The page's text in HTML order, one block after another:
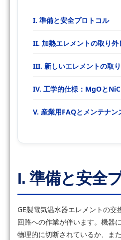
I. 準備と安全プロトコル
II. 加熱エレメントの取り外
III. 新しいエレメントの取
IV. 工学的仕様：MgOと
V. 産業用FAQとメンテナン
I. 準備と安全
GE製電気温水器エレメントの交
回路への作業が伴います。機器
物理的に切断されているか、ま